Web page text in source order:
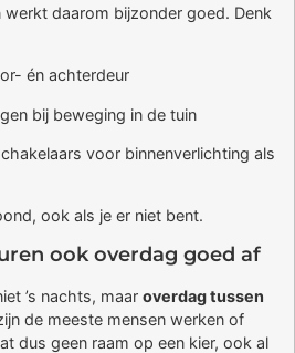
daarom bijzonder goed. Denk
én achterdeur
bij beweging in de tuin
voor binnenverlichting als
ook als je er niet bent.
ook overdag goed af
’s nachts, maar overdag tussen
de meeste mensen werken of
dus geen raam op een kier, ook al